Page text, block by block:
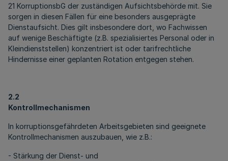
21 KorruptionsbG der zuständigen Aufsichtsbehörde mit. Sie
sorgen in diesen Fällen für eine besonders ausgeprägte
Dienstaufsicht. Dies gilt insbesondere dort, wo Fachwissen
auf wenige Beschäftigte (z.B. spezialisiertes Personal oder in
Kleindienststellen) konzentriert ist oder tarifrechtliche
Hindernisse einer geplanten Rotation entgegen stehen.
2.2
Kontrollmechanismen
In korruptionsgefährdeten Arbeitsgebieten sind geeignete
Kontrollmechanismen auszubauen, wie z.B.:
- Stärkung der Dienst- und